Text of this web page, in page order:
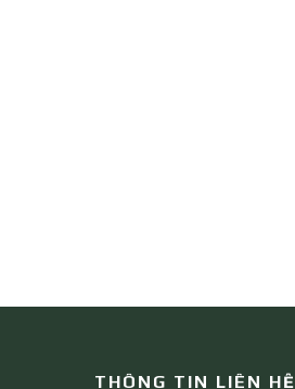
THÔNG TIN LIÊN HỆ